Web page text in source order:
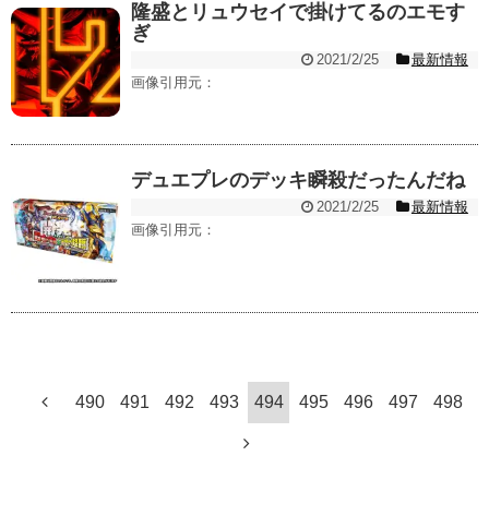
隆盛とリュウセイで掛けてるのエモす
ぎ
2021/2/25
最新情報
画像引用元：
デュエプレのデッキ瞬殺だったんだね
2021/2/25
最新情報
画像引用元：
490 491 492 493 494 495 496 497 498